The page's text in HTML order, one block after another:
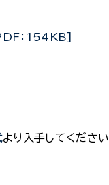
：154KB]
より入手してください